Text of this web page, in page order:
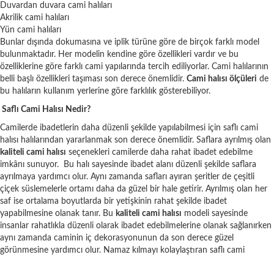
Duvardan duvara cami halıları
Akrilik cami halıları
Yün cami halıları
Bunlar dışında dokumasına ve iplik türüne göre de birçok farklı model
bulunmaktadır. Her modelin kendine göre özellikleri vardır ve bu
özelliklerine göre farklı cami yapılarında tercih ediliyorlar. Cami halılarının
belli başlı özellikleri taşıması son derece önemlidir. Cami halısı ölçüleri de
bu halıların kullanım yerlerine göre farklılık gösterebiliyor.
Saflı Cami Halısı Nedir?
Camilerde ibadetlerin daha düzenli şekilde yapılabilmesi için saflı cami
halısı halılarından yararlanmak son derece önemlidir. Saflara ayrılmış olan
kaliteli cami halısı seçenekleri camilerde daha rahat ibadet edebilme
imkânı sunuyor. Bu halı sayesinde ibadet alanı düzenli şekilde saflara
ayrılmaya yardımcı olur. Aynı zamanda safları ayıran şeritler de çeşitli
çiçek süslemelerle ortamı daha da güzel bir hale getirir. Ayrılmış olan her
saf ise ortalama boyutlarda bir yetişkinin rahat şekilde ibadet
yapabilmesine olanak tanır. Bu kaliteli cami halısı modeli sayesinde
insanlar rahatlıkla düzenli olarak ibadet edebilmelerine olanak sağlanırken
aynı zamanda caminin iç dekorasyonunun da son derece güzel
görünmesine yardımcı olur. Namaz kılmayı kolaylaştıran saflı cami